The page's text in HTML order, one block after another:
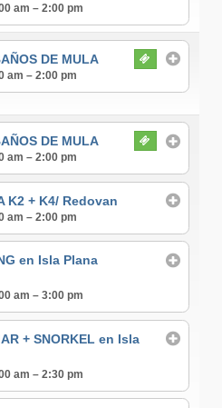
am – 2:00 pm
DE MULA
am – 2:00 pm
DE MULA
am – 2:00 pm
K2 + K4/ Redovan
am – 2:00 pm
en Isla Plana
am – 3:00 pm
+ SNORKEL en Isla
am – 2:30 pm